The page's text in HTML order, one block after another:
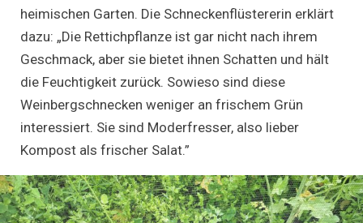
heimischen Garten. Die Schneckenflüstererin erklärt
dazu: „Die Rettichpflanze ist gar nicht nach ihrem
Geschmack, aber sie bietet ihnen Schatten und hält
die Feuchtigkeit zurück. Sowieso sind diese
Weinbergschnecken weniger an frischem Grün
interessiert. Sie sind Moderfresser, also lieber
Kompost als frischer Salat.”